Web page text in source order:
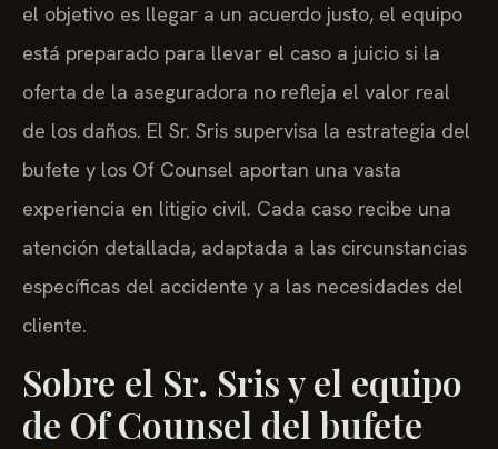
el objetivo es llegar a un acuerdo justo, el equipo
está preparado para llevar el caso a juicio si la
oferta de la aseguradora no refleja el valor real
de los daños. El Sr. Sris supervisa la estrategia del
bufete y los Of Counsel aportan una vasta
experiencia en litigio civil. Cada caso recibe una
atención detallada, adaptada a las circunstancias
específicas del accidente y a las necesidades del
cliente.
Sobre el Sr. Sris y el equipo
de Of Counsel del bufete